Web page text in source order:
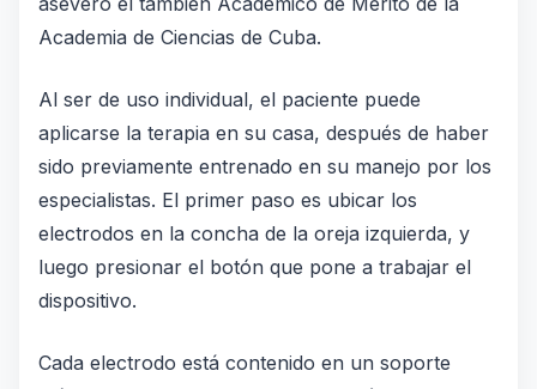
Academia de Ciencias de Cuba.
Al ser de uso individual, el paciente puede
aplicarse la terapia en su casa, después de haber
sido previamente entrenado en su manejo por los
especialistas. El primer paso es ubicar los
electrodos en la concha de la oreja izquierda, y
luego presionar el botón que pone a trabajar el
dispositivo.
Cada electrodo está contenido en un soporte